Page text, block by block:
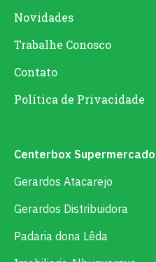
Novidades
Trabalhe Conosco
Contato
Política de Privacidade
Centerbox
Gerardos Atacarejo
Gerardos Distribuidora
Padaria dona Lêda